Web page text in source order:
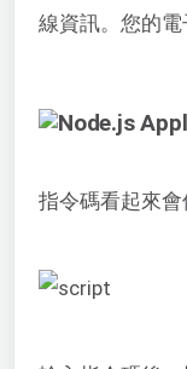
線資訊。您的電
指令碼看起來會